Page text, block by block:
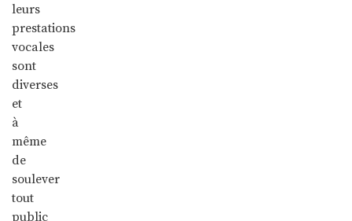
leurs
prestations
vocales
sont
diverses
et
à
même
de
soulever
tout
public